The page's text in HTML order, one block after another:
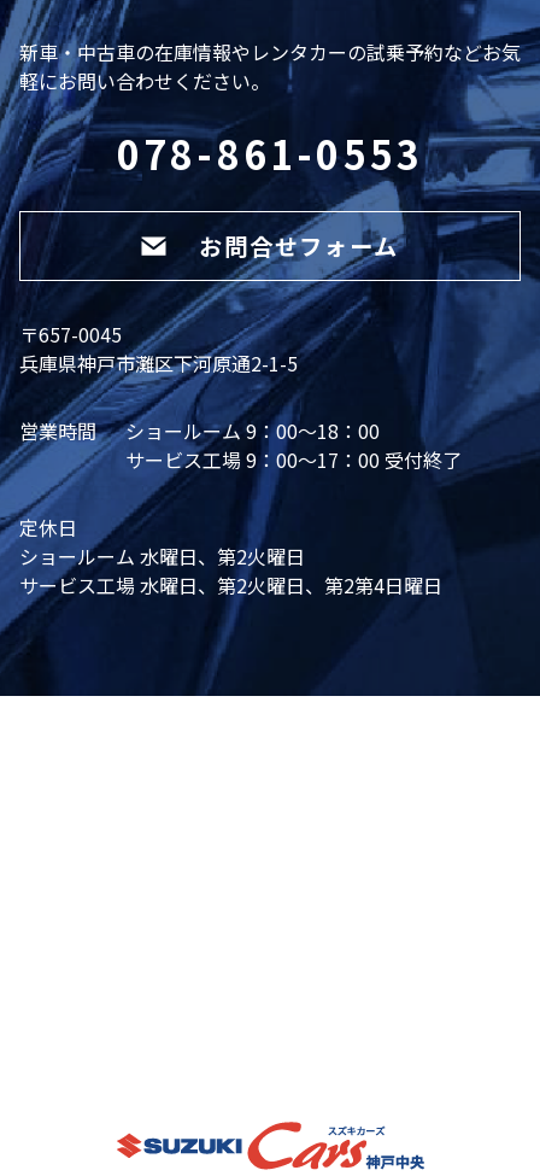
新車・中古車の在庫情報やレンタカーの試乗予約などお気
軽にお問い合わせください。
078-861-0553
お問合せフォーム
〒657-0045
兵庫県神戸市灘区下河原通2-1-5
営業時間
ショールーム 9：00～18：00
サービス工場 9：00～17：00 受付終了
定休日
ショールーム 水曜日、第2火曜日
サービス工場 水曜日、第2火曜日、第2第4日曜日